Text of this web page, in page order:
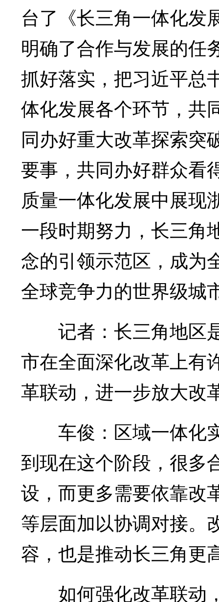
台了《长三角一体化发
明确了合作与发展的任
抓好落实，把习近平总
体化发展各个环节，共
同办好重大改革探索突
要事，共同办好群众看
质量一体化发展中展现
一段时期努力，长三角
念的引领示范区，成为
全球竞争力的世界级城
记者：长三角地区
市在全面深化改革上有
革联动，进一步放大改
车俊：区域一体化
到现在这个阶段，很多
设，而更多需要依靠改
等层面加以协调对接。
容，也是推动长三角更
如何强化改革联动